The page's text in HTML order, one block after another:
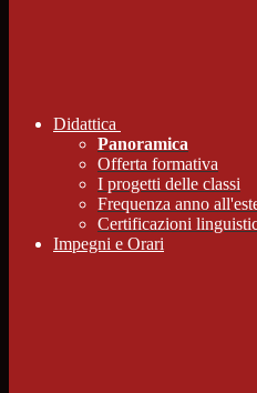
Didattica
Panoramica
Offerta formativa
I progetti delle classi
Frequenza anno
Certificazioni
Impegni e Orari